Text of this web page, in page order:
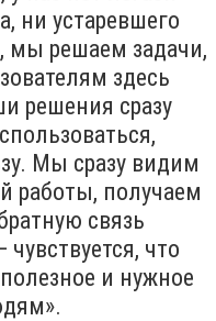
ни устаревшего
мы решаем задачи,
здесь
решения сразу
Мы сразу видим
работы, получаем
связь
чувствуется, что
и нужное